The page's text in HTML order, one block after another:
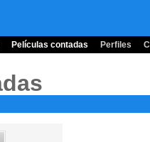
Películas contadas Perfiles